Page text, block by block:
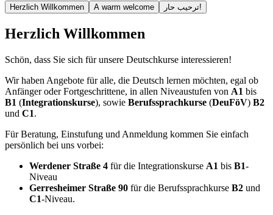
Herzlich Willkommen A warm welcome ترحيب حار!
Herzlich Willkommen
Schön, dass Sie sich für unsere Deutschkurse interessieren!
Wir haben Angebote für alle, die Deutsch lernen möchten, egal ob
Anfänger oder Fortgeschrittene, in allen Niveaustufen von A1 bis
B1 (Integrationskurse), sowie Berufssprachkurse (DeuFöV) B2
und C1.
Für Beratung, Einstufung und Anmeldung kommen Sie einfach
persönlich bei uns vorbei:
Werdener Straße 4 für die Integrationskurse A1 bis B1-
Niveau
Gerresheimer Straße 90 für die Berufssprachkurse B2 und
C1-Niveau.